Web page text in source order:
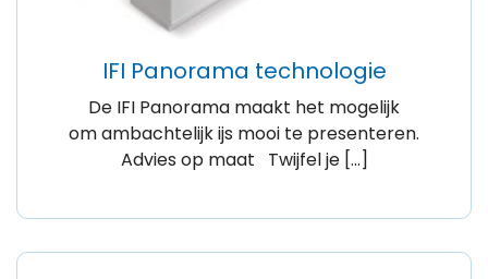
IFI Panorama technologie
De IFI Panorama maakt het mogelijk
om ambachtelijk ijs mooi te presenteren.
Advies op maat Twijfel je […]